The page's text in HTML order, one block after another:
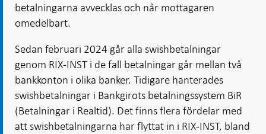
betalningarna avvecklas och når mottagaren
omedelbart.
Sedan februari 2024 går alla swishbetalningar
genom RIX-INST i de fall betalningar går mellan två
bankkonton i olika banker. Tidigare hanterades
swishbetalningar i Bankgirots betalningssystem BiR
(Betalningar i Realtid). Det finns flera fördelar med
att swishbetalningarna har flyttat in i RIX-INST, bland